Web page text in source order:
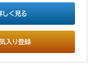
入り登録
しく見る